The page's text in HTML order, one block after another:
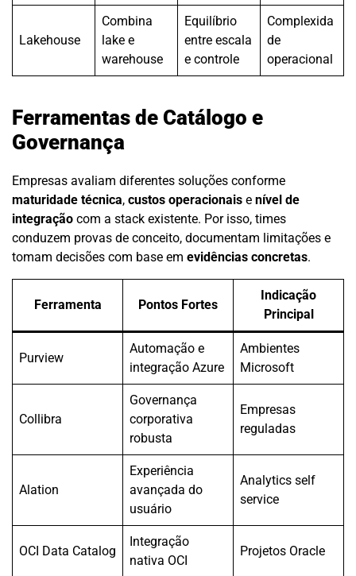
Lakehouse
Combina
lake e
warehouse
Equilíbrio
entre escala
e controle
Complexida
de
operacional
Ferramentas de Catálogo e
Governança
Empresas avaliam diferentes soluções conforme
maturidade técnica, custos operacionais e nível de
integração com a stack existente. Por isso, times
conduzem provas de conceito, documentam limitações e
tomam decisões com base em evidências concretas.
Ferramenta Pontos Fortes
Indicação
Principal
Purview
Automação e
integração Azure
Ambientes
Microsoft
Collibra
Governança
corporativa
robusta
Empresas
reguladas
Alation
Experiência
avançada do
usuário
Analytics self
service
OCI Data Catalog
Integração
nativa OCI
Projetos Oracle